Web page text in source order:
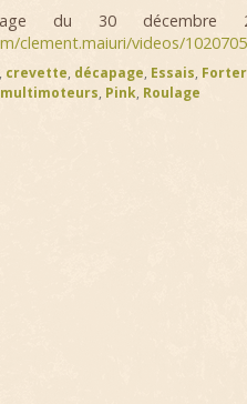
du 30
clement.maiuri/videos/
crevette, décapage, Essais,
multimoteurs, Pink, Roulage